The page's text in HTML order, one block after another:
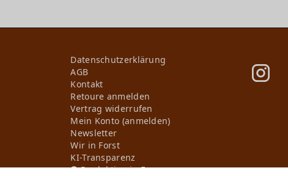
Daten­schutz­erklärung
AGB
Kontakt
Retoure anmelden
Vertrag widerrufen
Mein Konto (anmelden)
Newsletter
Wir in Forst
KI-Transparenz
Produktion in Europa